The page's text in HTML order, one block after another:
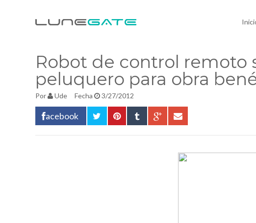
Robot de control remoto
peluquero para obra
Por Ude Fecha 3/27/2012
acebook